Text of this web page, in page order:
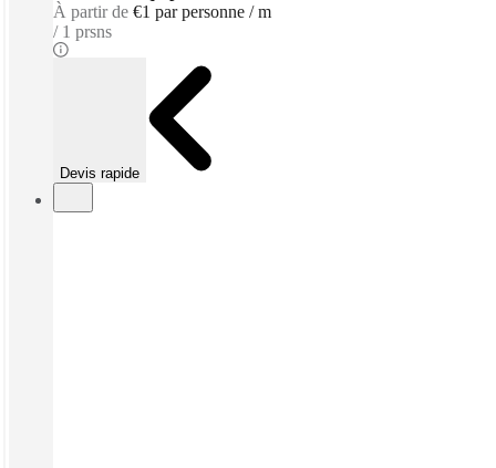
À partir de €1 par personne / m
1 prsns
Devis rapide